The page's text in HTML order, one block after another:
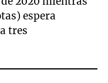
espera
tres